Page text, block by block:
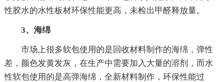
性胶水的水性板材环保性能更高，未检出甲醛释放量。
3、海绵
市场上很多软包使用的是回收材料制作的海绵，弹性
差，颜色发黄发灰，在生产中需要加入大量的溶剂，而水
性软包使用的是高弹海绵，全新材料制作，环保性能过